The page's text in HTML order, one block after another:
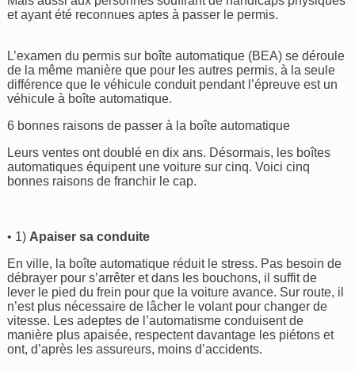
et ayant été reconnues aptes à passer le permis.
L’examen du permis sur boîte automatique (BEA) se déroule
de la même manière que pour les autres permis, à la seule
différence que le véhicule conduit pendant l’épreuve est un
véhicule à boîte automatique.
6 bonnes raisons de passer à la boîte automatique
Leurs ventes ont doublé en dix ans. Désormais, les boîtes
automatiques équipent une voiture sur cinq. Voici cinq
bonnes raisons de franchir le cap.
• 1) Apaiser sa conduite
En ville, la boîte automatique réduit le stress. Pas besoin de
débrayer pour s’arrêter et dans les bouchons, il suffit de
lever le pied du frein pour que la voiture avance. Sur route, il
n’est plus nécessaire de lâcher le volant pour changer de
vitesse. Les adeptes de l’automatisme conduisent de
manière plus apaisée, respectent davantage les piétons et
ont, d’après les assureurs, moins d’accidents.